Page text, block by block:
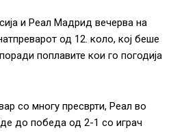
и Реал Мадрид вечерва на
од 12. коло, кој беше
поплавите кои го погодија
со многу пресврти, Реал во
до победа од 2-1 со играч